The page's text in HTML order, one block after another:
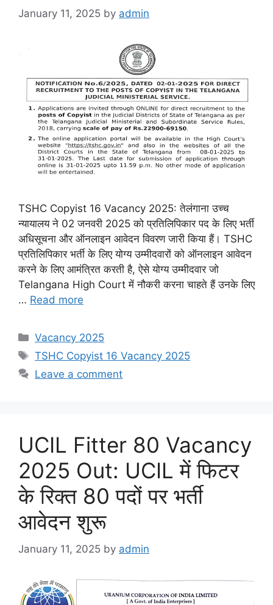
January 11, 2025 by admin
TSHC Copyist 16 Vacancy 2025: तेलंगाना उच्च
न्यायालय ने 02 जनवरी 2025 को प्रतिलिपिकार पद के लिए भर्ती
अधिसूचना और ऑनलाइन आवेदन विवरण जारी किया हैं। TSHC
प्रतिलिपिकार भर्ती के लिए योग्य उम्मीदवारों को ऑनलाइन आवेदन
करने के लिए आमंत्रित करती है, ऐसे योग्य उम्मीदवार जो
Telangana High Court में नौकरी करना चाहते हैं उनके लिए
… Read more
Categories
Vacancy 2025
Tags
TSHC Copyist 16 Vacancy 2025
Leave a comment
UCIL Fitter 80 Vacancy
2025 Out: UCIL में फिटर
के रिक्त 80 पदों पर भर्ती
आवेदन शुरू
January 11, 2025 by admin